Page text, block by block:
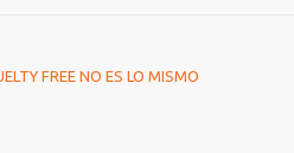
FREE NO ES LO MISMO